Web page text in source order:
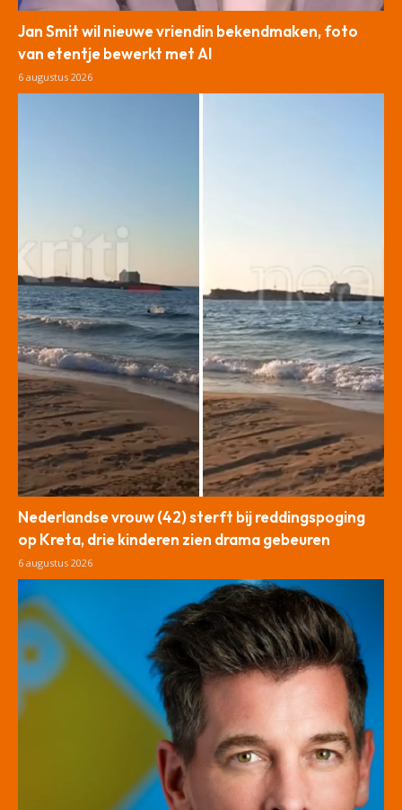
Jan Smit wil nieuwe vriendin bekendmaken, foto
van etentje bewerkt met AI
6 augustus 2026
Nederlandse vrouw (42) sterft bij reddingspoging
op Kreta, drie kinderen zien drama gebeuren
6 augustus 2026